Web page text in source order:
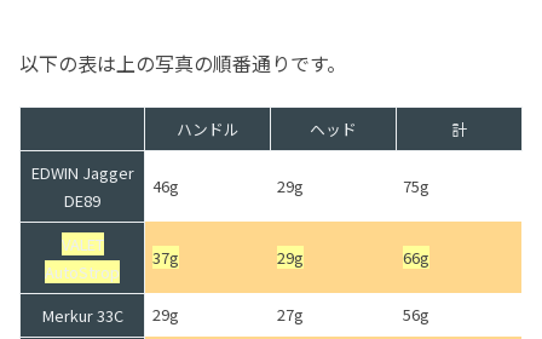
以下の表は上の写真の順番通りです。
ハンドル ヘッド
計
EDWIN Jagger
DE89
46g 29g 75g
VALET
AutoStrop
37g 29g 66g
Merkur 33C 29g 27g
56g